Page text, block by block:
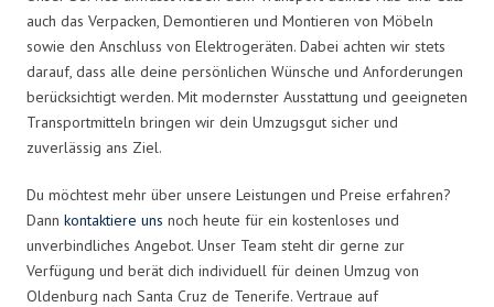
auch das Verpacken, Demontieren und Montieren von Möbeln
sowie den Anschluss von Elektrogeräten. Dabei achten wir stets
darauf, dass alle deine persönlichen Wünsche und Anforderungen
berücksichtigt werden. Mit modernster Ausstattung und geeigneten
Transportmitteln bringen wir dein Umzugsgut sicher und
zuverlässig ans Ziel.
Du möchtest mehr über unsere Leistungen und Preise erfahren?
Dann kontaktiere uns noch heute für ein kostenloses und
unverbindliches Angebot. Unser Team steht dir gerne zur
Verfügung und berät dich individuell für deinen Umzug von
Oldenburg nach Santa Cruz de Tenerife. Vertraue auf